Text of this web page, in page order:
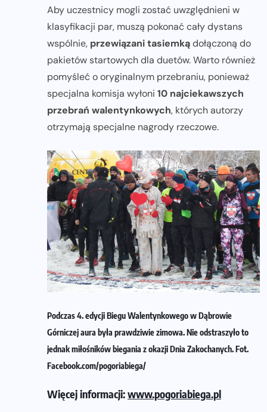
Aby uczestnicy mogli zostać uwzględnieni w
klasyfikacji par, muszą pokonać cały dystans
wspólnie, przewiązani tasiemkądołączoną do
pakietów startowych dla duetów. Warto również
pomyśleć o oryginalnym przebraniu, ponieważ
specjalna komisja wyłoni 10 najciekawszych
przebrań walentynkowych, których autorzy
otrzymają specjalne nagrody rzeczowe.
Podczas 4. edycji Biegu Walentynkowego w Dąbrowie
Górniczej aura była prawdziwie zimowa. Nie odstraszyło to
jednak miłośników biegania z okazji Dnia Zakochanych. Fot.
Facebook.com/pogoriabiega/
Więcej informacji:www.pogoriabiega.pl